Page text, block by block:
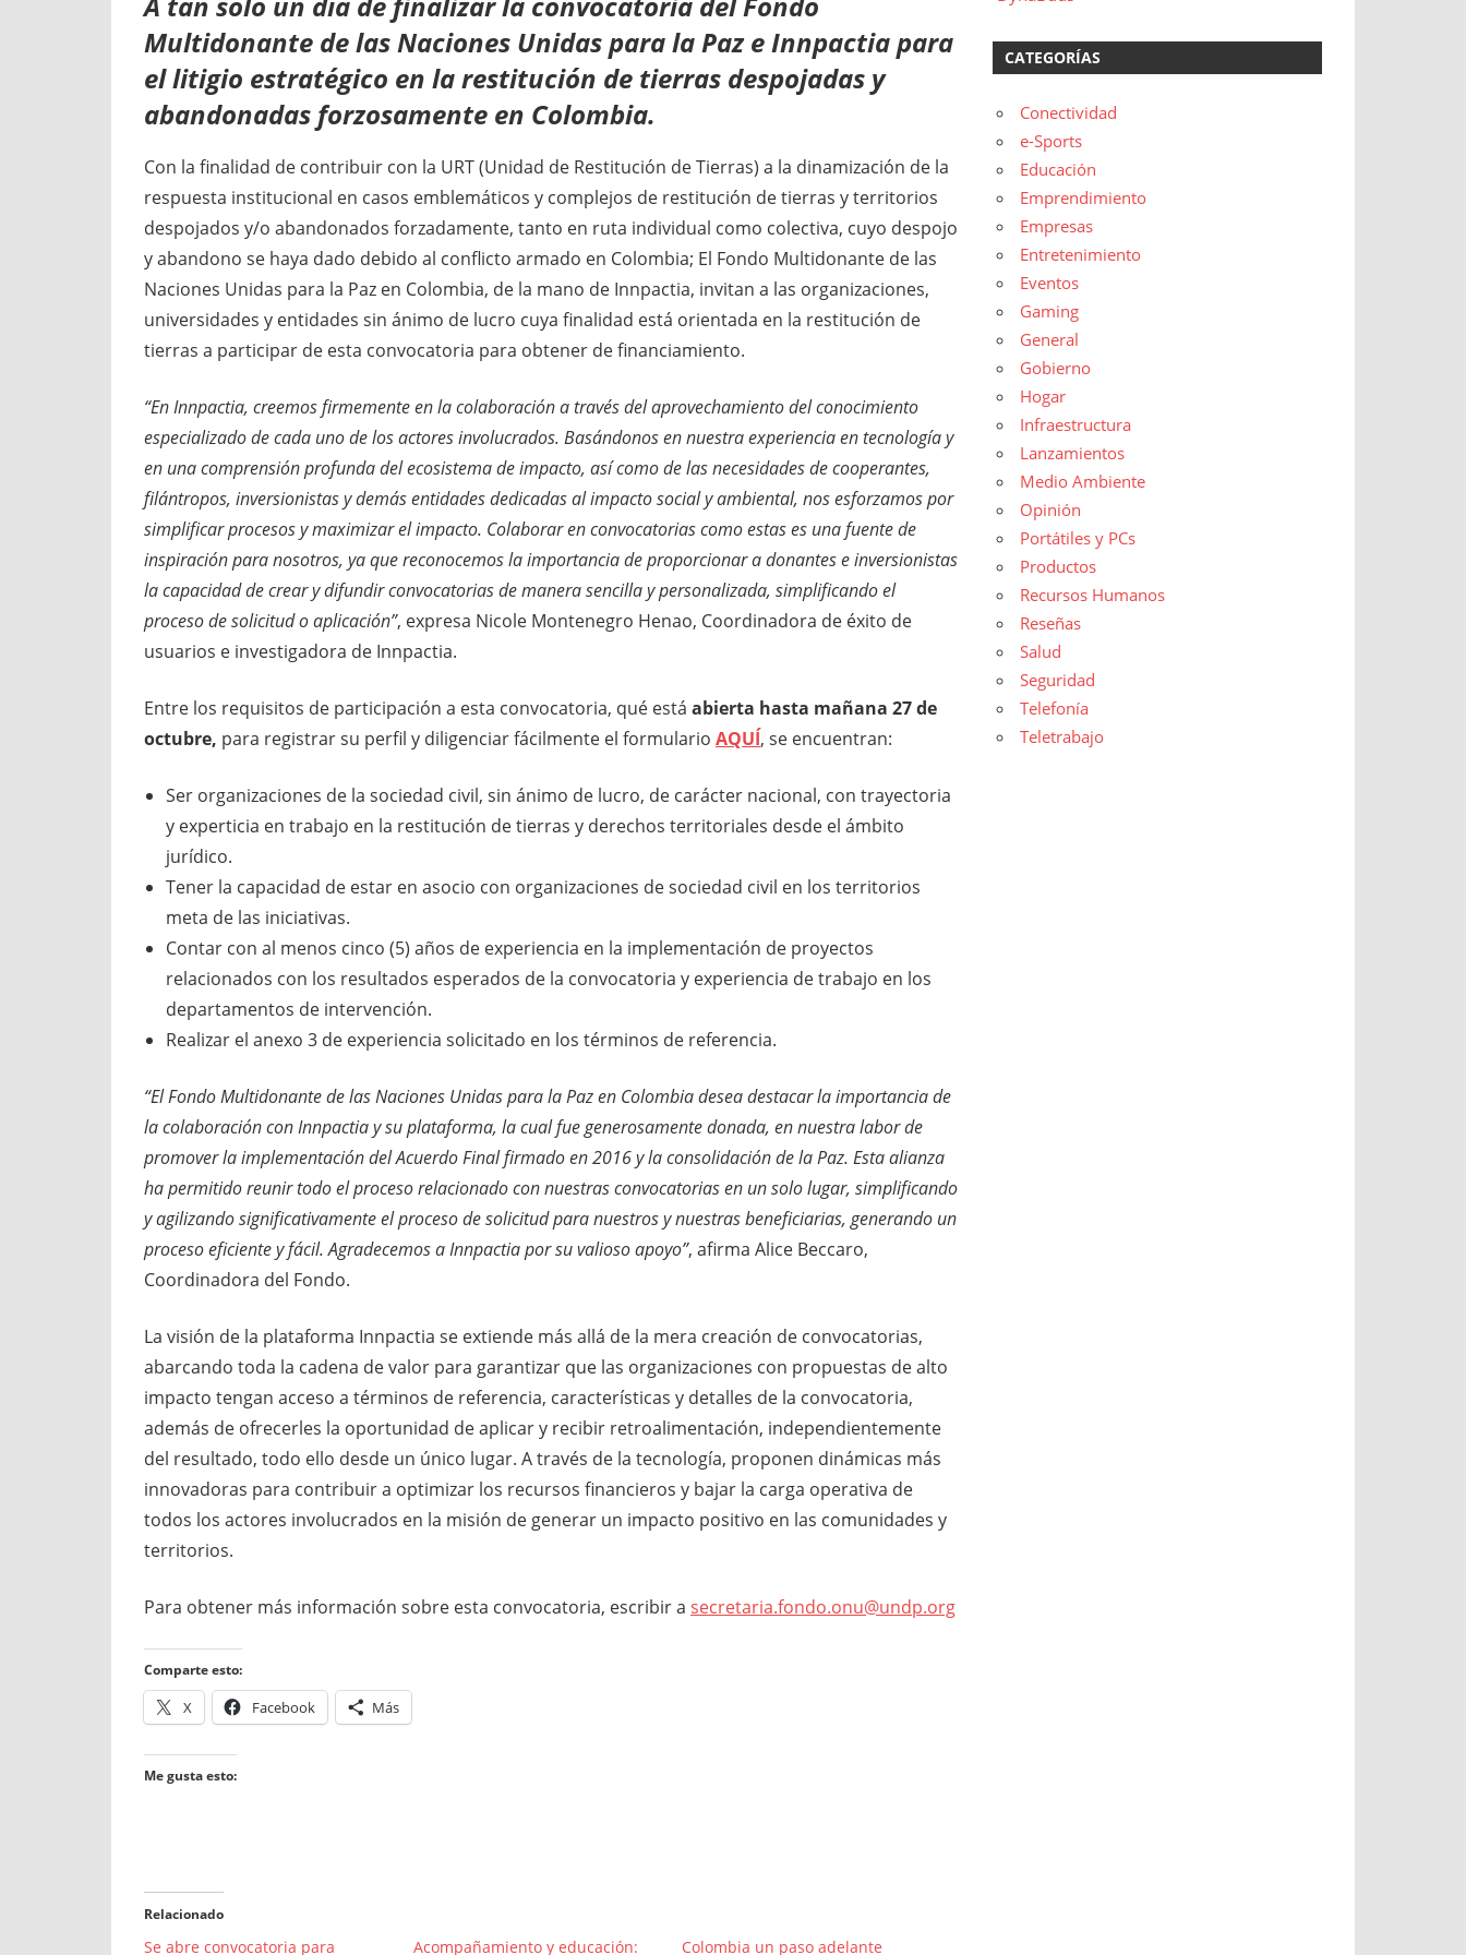
Multidonante de las Naciones Unidas para la Paz e Innpactia para
el litigio estratégico en la restitución de tierras despojadas y
abandonadas forzosamente en Colombia.
Con la finalidad de contribuir con la URT (Unidad de Restitución de Tierras) a la dinamización de la
respuesta institucional en casos emblemáticos y complejos de restitución de tierras y territorios
despojados y/o abandonados forzadamente, tanto en ruta individual como colectiva, cuyo despojo
y abandono se haya dado debido al conflicto armado en Colombia; El Fondo Multidonante de las
Naciones Unidas para la Paz en Colombia, de la mano de Innpactia, invitan a las organizaciones,
universidades y entidades sin ánimo de lucro cuya finalidad está orientada en la restitución de
tierras a participar de esta convocatoria para obtener de financiamiento.
“En Innpactia, creemos firmemente en la colaboración a través del aprovechamiento del conocimiento
especializado de cada uno de los actores involucrados. Basándonos en nuestra experiencia en tecnología y
en una comprensión profunda del ecosistema de impacto, así como de las necesidades de cooperantes,
filántropos, inversionistas y demás entidades dedicadas al impacto social y ambiental, nos esforzamos por
simplificar procesos y maximizar el impacto. Colaborar en convocatorias como estas es una fuente de
inspiración para nosotros, ya que reconocemos la importancia de proporcionar a donantes e inversionistas
la capacidad de crear y difundir convocatorias de manera sencilla y personalizada, simplificando el
proceso de solicitud o aplicación”, expresa Nicole Montenegro Henao, Coordinadora de éxito de
usuarios e investigadora de Innpactia.
Entre los requisitos de participación a esta convocatoria, qué está abierta hasta mañana 27 de
octubre, para registrar su perfil y diligenciar fácilmente el formulario AQUÍ, se encuentran:
Ser organizaciones de la sociedad civil, sin ánimo de lucro, de carácter nacional, con trayectoria
y experticia en trabajo en la restitución de tierras y derechos territoriales desde el ámbito
jurídico.
Tener la capacidad de estar en asocio con organizaciones de sociedad civil en los territorios
meta de las iniciativas.
Contar con al menos cinco (5) años de experiencia en la implementación de proyectos
relacionados con los resultados esperados de la convocatoria y experiencia de trabajo en los
departamentos de intervención.
Realizar el anexo 3 de experiencia solicitado en los términos de referencia.
“El Fondo Multidonante de las Naciones Unidas para la Paz en Colombia desea destacar la importancia de
la colaboración con Innpactia y su plataforma, la cual fue generosamente donada, en nuestra labor de
promover la implementación del Acuerdo Final firmado en 2016 y la consolidación de la Paz. Esta alianza
ha permitido reunir todo el proceso relacionado con nuestras convocatorias en un solo lugar, simplificando
y agilizando significativamente el proceso de solicitud para nuestros y nuestras beneficiarias, generando un
proceso eficiente y fácil. Agradecemos a Innpactia por su valioso apoyo”, afirma Alice Beccaro,
Coordinadora del Fondo.
La visión de la plataforma Innpactia se extiende más allá de la mera creación de convocatorias,
abarcando toda la cadena de valor para garantizar que las organizaciones con propuestas de alto
impacto tengan acceso a términos de referencia, características y detalles de la convocatoria,
además de ofrecerles la oportunidad de aplicar y recibir retroalimentación, independientemente
del resultado, todo ello desde un único lugar. A través de la tecnología, proponen dinámicas más
innovadoras para contribuir a optimizar los recursos financieros y bajar la carga operativa de
todos los actores involucrados en la misión de generar un impacto positivo en las comunidades y
territorios.
Para obtener más información sobre esta convocatoria, escribir a secretaria.fondo.onu@undp.org
Comparte esto:
X Facebook Más
Me gusta esto:
Relacionado
Se abre convocatoria para Acompañamiento y educación: Colombia un paso adelante
CATEGORÍAS
Conectividad
e-Sports
Educación
Emprendimiento
Empresas
Entretenimiento
Eventos
Gaming
General
Gobierno
Hogar
Infraestructura
Lanzamientos
Medio Ambiente
Opinión
Portátiles y PCs
Productos
Recursos Humanos
Reseñas
Salud
Seguridad
Telefonía
Teletrabajo